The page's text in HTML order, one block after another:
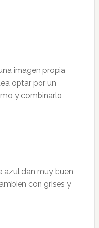
imagen propia
optar por un
y combinarlo
azul dan muy buen
con grises y